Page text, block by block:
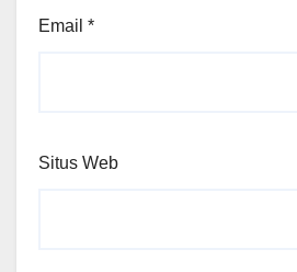
Email *
Situs Web